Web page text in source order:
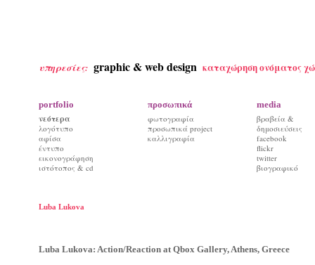
υπηρεσίες: graphic & web design καταχώρηση ονόματος
portfolio
νεότερα
λογότυπο
αφίσα
έντυπο
εικονογράφηση
ιστότοπος & cd
προσωπικά
φωτογραφία
προσωπικά project
καλλιγραφία
media
βραβεία &
δημοσιεύσεις
facebook
flickr
twitter
βιογραφικό
Luba Lukova
Luba Lukova: Action/Reaction at Qbox Gallery, Athens, Greece